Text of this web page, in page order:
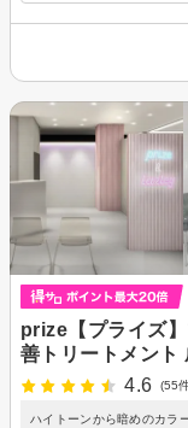
prize【プライズ
善トリートメント
4.6
(55
ハイトーンから暗めのカラ